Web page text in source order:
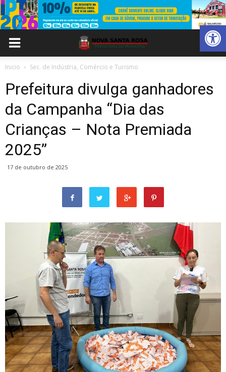
Abrir
Inicio Sec. de Indústria, Comércio e Turismo
Prefeitura divulga ganhadores
da Campanha “Dia das
Crianças – Nota Premiada
2025”
17 de outubro de 2025